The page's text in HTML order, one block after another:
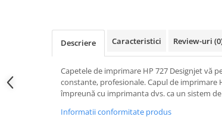
Descriere Caracteristici Review-uri
Capetele de imprimare HP 727 Designjet vă
constante, profesionale. Capul de imprimare
împreună cu imprimanta dvs. ca un sistem
Informatii conformitate produs